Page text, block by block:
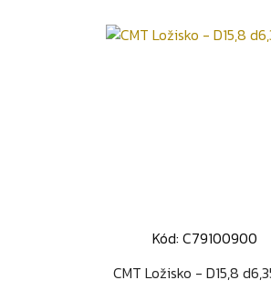
Kód: C79100900
CMT Ložisko - D15,8